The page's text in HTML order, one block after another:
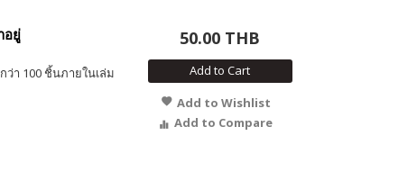
อยู่
า 100 ชิ้นภายในเล่ม
50.00 THB
Add to Cart
Add to Wishlist
Add to Compare